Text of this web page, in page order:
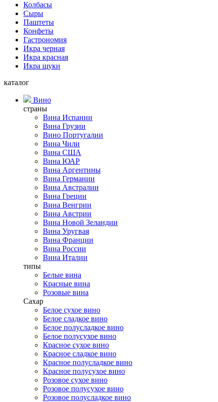
Колбасы
Сыры
Паштеты
Конфеты
Гастрономия
Икра черная
Икра красная
Икра щуки
каталог
Вино
страны
Вина Испании
Вина Грузии
Вино Португалии
Вина Чили
Вина США
Вина ЮАР
Вина Аргентины
Вина Германии
Вина Австралии
Вина Греции
Вина Венгрии
Вина Австрии
Вина Новой Зеландии
Вина Уругвая
Вина Франции
Вина России
Вина Италии
типы
Белые вина
Красные вина
Розовые вина
Сахар
Белое сухое вино
Белое сладкое вино
Белое полусладкое вино
Белое полусухое вино
Красное сухое вино
Красное сладкое вино
Красное полусладкое вино
Красное полусухое вино
Розовое сухое вино
Розовое полусухое вино
Розовое полусладкое вино